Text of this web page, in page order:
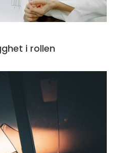
i rollen